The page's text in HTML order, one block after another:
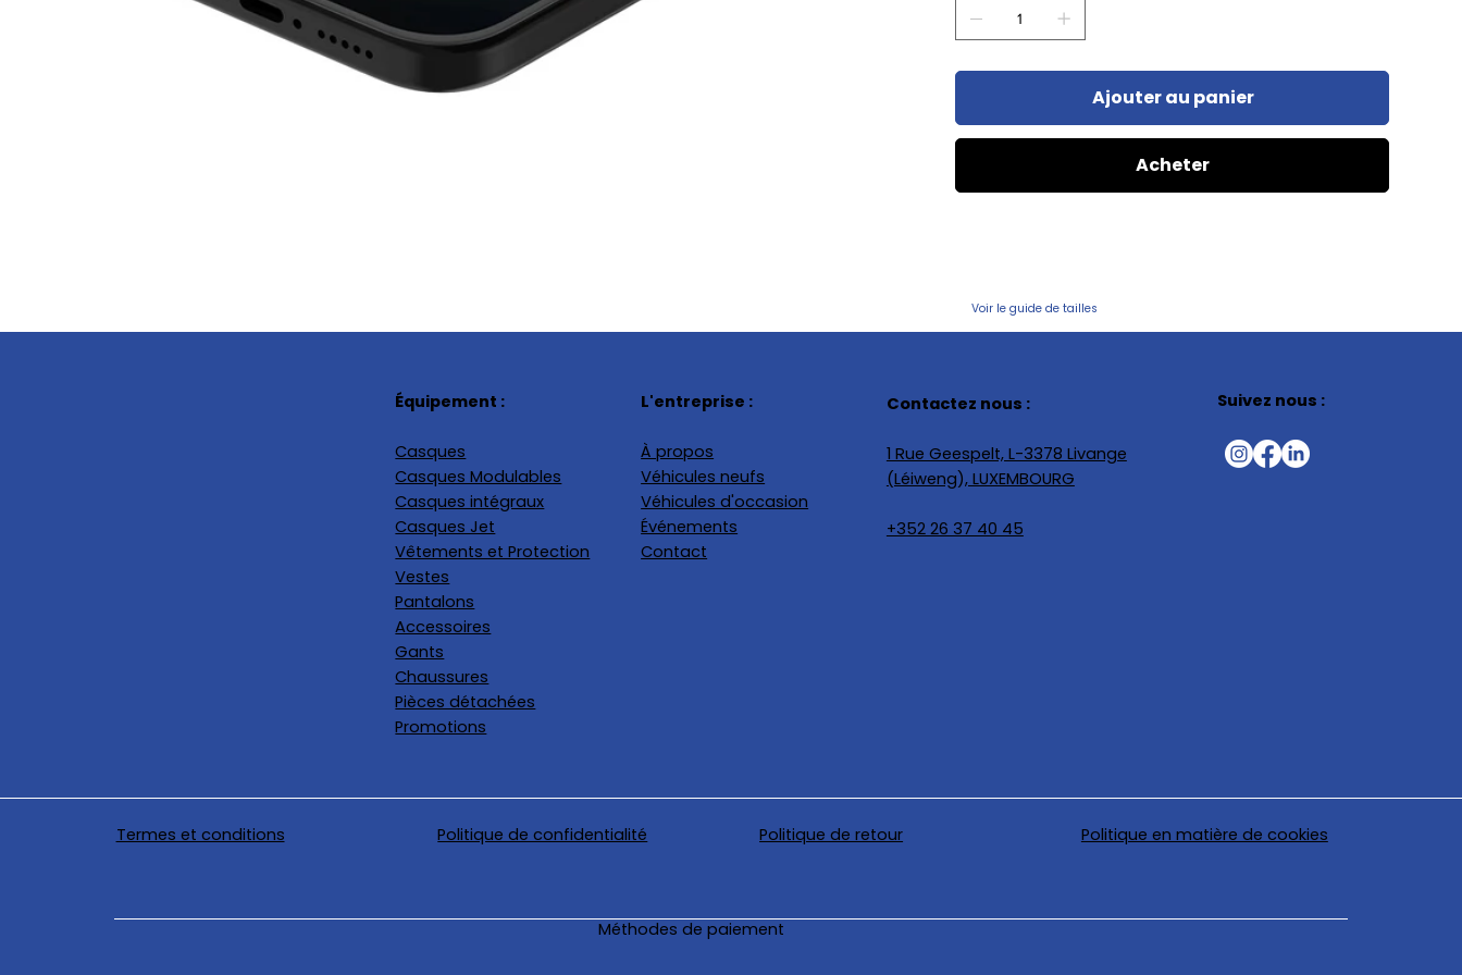
Ajouter au panier
Acheter
Voir le guide de tailles
Équipement :
Casques
Casques Modulables
Casques intégraux
Casques Jet
Vêtements et Protection
Vestes
Pantalons
Accessoires
Gants
Chaussures
Pièces détachées
Promotions
L'entreprise :
À propos
Véhicules neufs
Véhicules d'occasion
Événements
Contact
Contactez nous :
1 Rue Geespelt, L-3378 Livange
(Léiweng), LUXEMBOURG
+352 26 37 40 45
Suivez nous :
Termes et conditions Politique de confidentialité Politique de retour Politique en matière de cookies
Méthodes de paiement